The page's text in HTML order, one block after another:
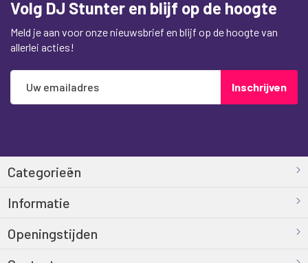
Volg DJ Stunter en blijf op de hoogte
Meld je aan voor onze nieuwsbrief en blijf op de hoogte van
allerlei acties!
Abonneer
op
Inschrijven
Categorieën
Informatie
Openingstijden